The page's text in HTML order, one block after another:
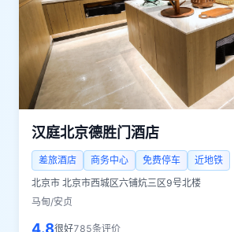
汉庭北京德胜门酒店
差旅酒店 商务中心 免费停车
近地铁
北京市 北京市西城区六铺炕三区9号北楼
马甸/安贞
很好785条评价